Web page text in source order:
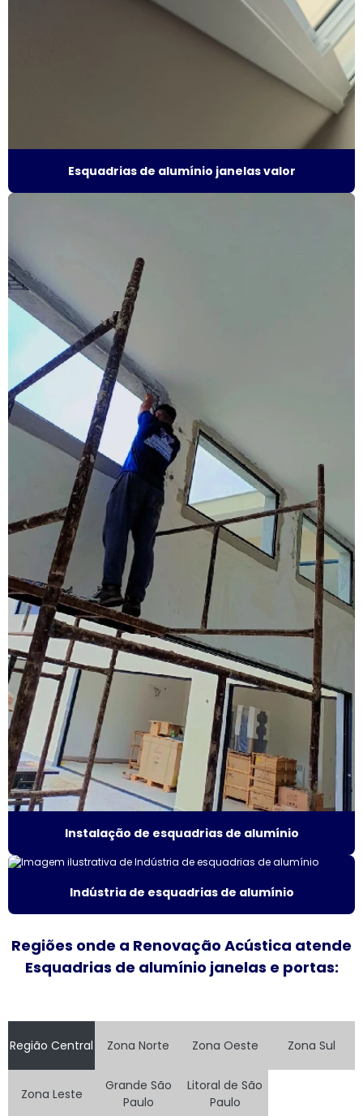
Esquadrias de alumínio janelas e portas
Esquadrias de alumínio sob medida preço
Esquadrias de alumínio sob medida valor
Esquadrias de alumínio preço m2
Esquadrias de alumínio em são paulo
Esquadrias de alumínio valor
Esquadrias anti ruído
Esquadrias condomínio
Esquadrias com isolamento acústico
Esquadrias com persianas integradas
Esquadrias termo acústicas
Fábrica de esquadrias
Fábrica esquadrias de alumínio
Fábrica de esquadrias de alumínio em são paulo
Fábrica de esquadrias de alumínio em sp
Fábrica de janela acústica
Fábrica de janela de alumínio sobreposta
Fábrica de janela anti ruído
Fábrica de janela antirruído em são paulo
Fábrica de janela sobreposta de correr
Fábrica de janela sobreposta de correr em sp
Fábrica janela sobreposta de giro em são paulo
Fábrica de janela vidro multilaminado
Fábrica de janela vidro triplo
Esquadrias de alumínio janelas valor
Instalação de esquadrias de alumínio
Indústria de esquadrias de alumínio
Regiões onde a Renovação Acústica atende
Esquadrias de alumínio janelas e portas:
Região Central Zona Norte Zona Oeste Zona Sul
Zona Leste
Grande São
Paulo
Litoral de São
Paulo